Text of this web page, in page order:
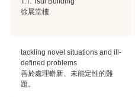
徐展堂樓
tackling novel situations and ill-
defined problems
善於處理嶄新、未能定性的難
題。